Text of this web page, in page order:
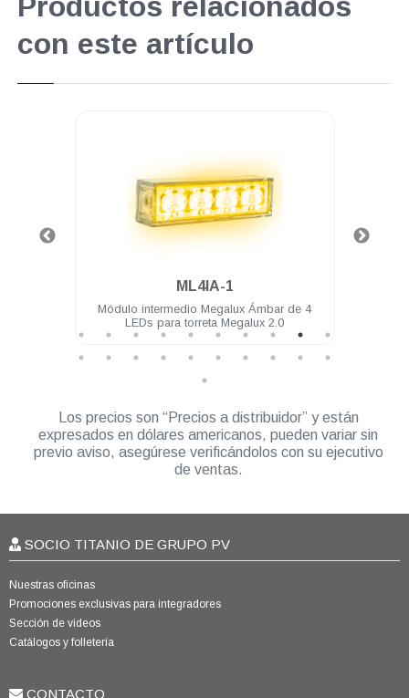
Productos relacionados
con este artículo
ML4IA-1
Módulo intermedio Megalux Ámbar de 4
LEDs para torreta Megalux 2.0
Los precios son “Precios a distribuidor” y están
expresados en dólares americanos, pueden variar sin
previo aviso, asegúrese verificándolos con su ejecutivo
de ventas.
SOCIO TITANIO DE GRUPO PV
Nuestras oficinas
Promociones exclusivas para integradores
Sección de videos
Catálogos y folletería
CONTACTO